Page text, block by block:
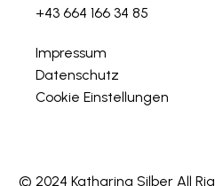
+43 664 166 34 85
Impressum
Datenschutz
Cookie Einstellungen
© 2024 Katharina Silber All